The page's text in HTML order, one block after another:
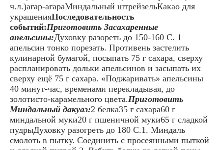
ч.л.)агар-агараМиндальный штрейзельКакао для
украшенияПоследовательность
событий:Приготовить Засахаренные
апельсины:Духовку разореть до 150-160 С. 1
апельсин тонко порезать. Противень застелить
кулинарной бумагой, посыпать 75 г сахара, сверху
распланировать дольки апельсинов и засыпать их
сверху ещё 75 г сахара. «Поджаривать» апельсины
40 минут-час, временами перекладывая, до
золотисто-карамельного цвета.Приготовить
Миндальный дакуаз:2 белка35 г сахара60 г
миндальной муки20 г пшеничной муки65 г сладкой
пудрыДуховку разогреть до 180 С.1. Миндаль
смолоть в пытку. Соединить с просеянными пыткой